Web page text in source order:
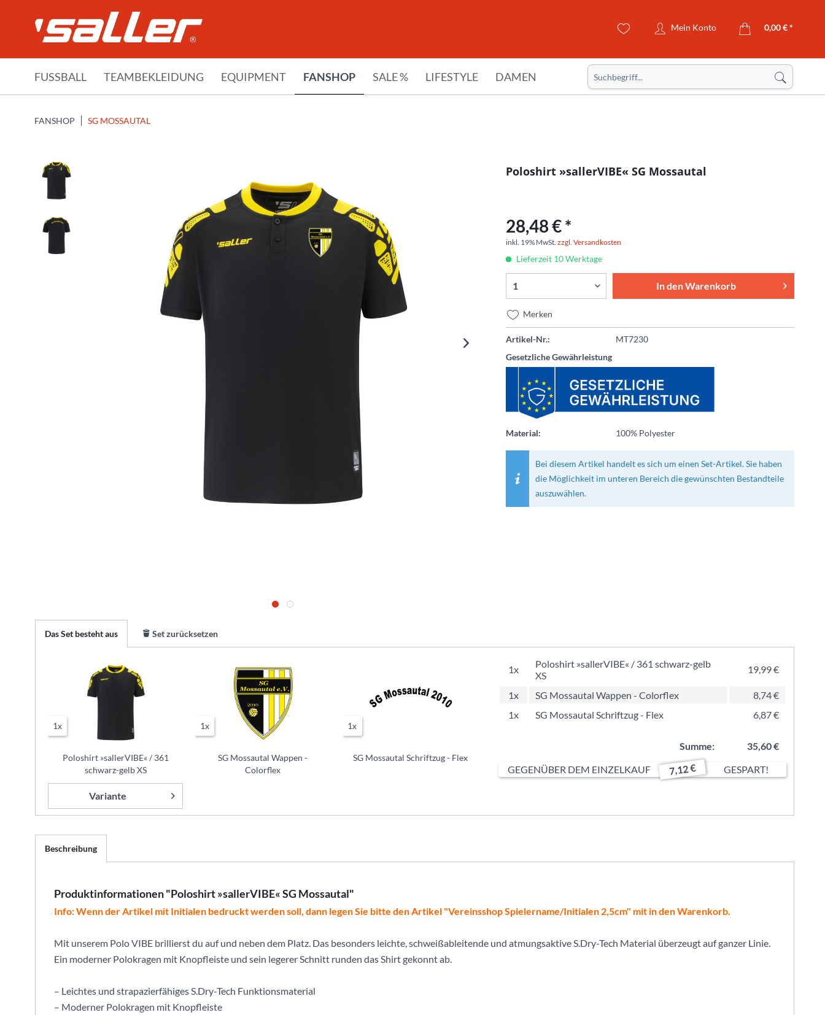
Mein Konto 0,00 € *
FUSSBALL TEAMBEKLEIDUNG EQUIPMENT FANSHOP SALE % LIFESTYLE DAMEN
FANSHOP SG MOSSAUTAL
Poloshirt »sallerVIBE« SG Mossautal
28,48 € *
inkl. 19% MwSt. zzgl. Versandkosten
Lieferzeit 10 Werktage
In denWarenkorb
Merken
Artikel-Nr.:
MT7230
Gesetzliche Gewährleistung
Material: 100% Polyester
Bei diesem Artikel handelt es sich um einen Set-Artikel. Sie haben
die Möglichkeit im unteren Bereich die gewünschten Bestandteile
auszuwählen.
Das Set besteht aus Set zurücksetzen
1x
Poloshirt »sallerVIBE« / 361
schwarz-gelb XS
Variante
1x
SG Mossautal Wappen -
Colorflex
1x
SG Mossautal Schriftzug - Flex
1x
Poloshirt »sallerVIBE« / 361 schwarz-gelb
XS
19,99 €
1x SG Mossautal Wappen - Colorflex
8,74 €
1x
SG Mossautal Schriftzug - Flex 6,87 €
Summe:
35,60 €
GEGENÜBER DEM EINZELKAUF
7,12 € GESPART!
Beschreibung
Produktinformationen "Poloshirt »sallerVIBE« SG Mossautal"
Info: Wenn der Artikel mit Initialen bedruckt werden soll, dann legen Sie bitte den Artikel "Vereinsshop Spielername/Initialen 2,5cm" mit in den Warenkorb.
Mit unserem Polo VIBE brillierst du auf und neben dem Platz. Das besonders leichte, schweißableitende und atmungsaktive S.Dry-Tech Material überzeugt auf ganzer Linie.
Ein moderner Polokragen mit Knopfleiste und sein legerer Schnitt runden das Shirt gekonnt ab.
– Leichtes und strapazierfähiges S.Dry-Tech Funktionsmaterial
– Moderner Polokragen mit Knopfleiste